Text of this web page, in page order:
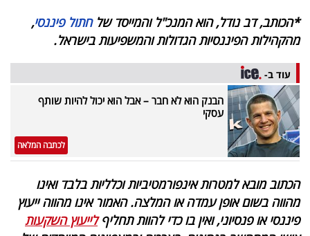
*הכותב, דב נודל, הוא המנכ"ל והמייסד של
,חתול פיננסי
מהקהילות הפיננסיות הגדולות והמשפיעות בישראל.
עוד ב-
הבנק הוא לא חבר – אבל הוא יכול להיות שותף
עסקי
לכתבה המלאה
הכתוב מובא למטרות אינפורמטיביות וכלליות בלבד ואינו
מהווה בשום אופן עמדה או המלצה. האמור אינו מהווה ייעוץ
פיננסי או פנסיוני, ואין בו כדי להוות תחליףלייעוץ השקעות